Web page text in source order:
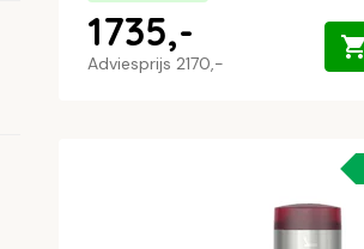
Adviesprijs 2170,-
1735,-